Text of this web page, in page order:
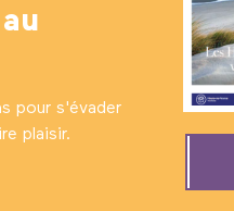
pour s'évader
plaisir.